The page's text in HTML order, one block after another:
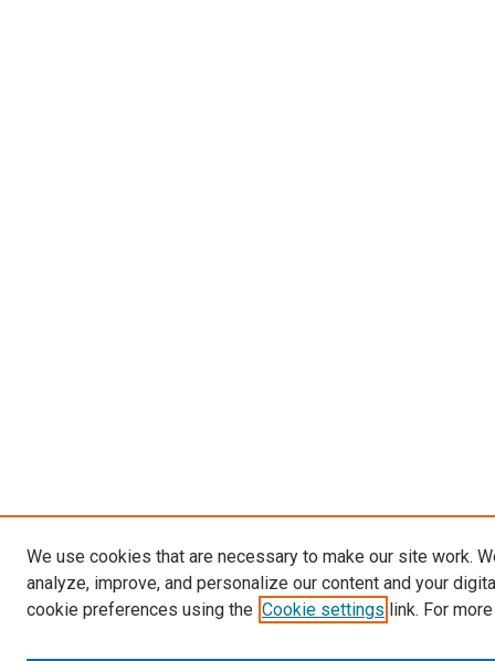
We use cookies that are necessary to make our site work.
analyze, improve, and personalize our content and your
cookie preferences using the Cookie settings link. For